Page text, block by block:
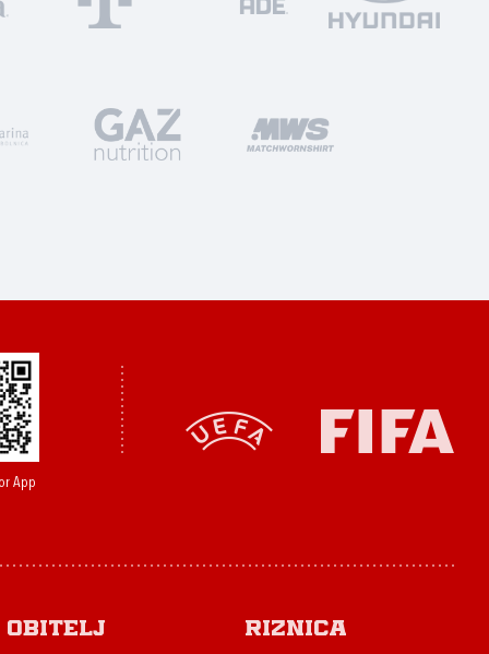
App
Obitelj Riznica